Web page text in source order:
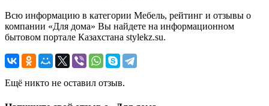
Всю информацию в категории Мебель, рейтинг и отзывы о
компании «Для дома» Вы найдете на информационном
бытовом портале Казахстана stylekz.su.
Ещё никто не оставил отзыв.